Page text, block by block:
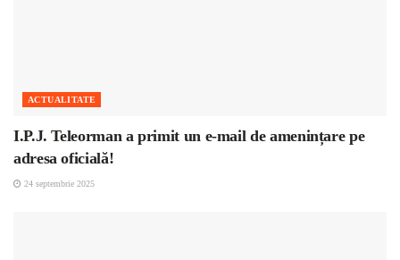
ACTUALITATE
I.P.J. Teleorman a primit un e-mail de amenințare pe
adresa oficială!
24 septembrie 2025